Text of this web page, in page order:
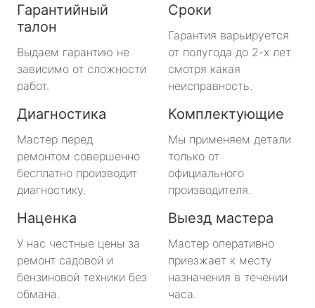
Гарантийный
талон
Выдаем гарантию не
зависимо от сложности
работ.
Сроки
Гарантия варьируется
от полугода до 2-х лет
смотря какая
неисправность.
Диагностика
Мастер перед
ремонтом совершенно
бесплатно производит
диагностику.
Комплектующие
Мы применяем детали
только от
официального
производителя.
Наценка
У нас честные цены за
ремонт садовой и
бензиновой техники без
обмана.
Выезд мастера
Мастер оперативно
приезжает к месту
назначения в течении
часа.